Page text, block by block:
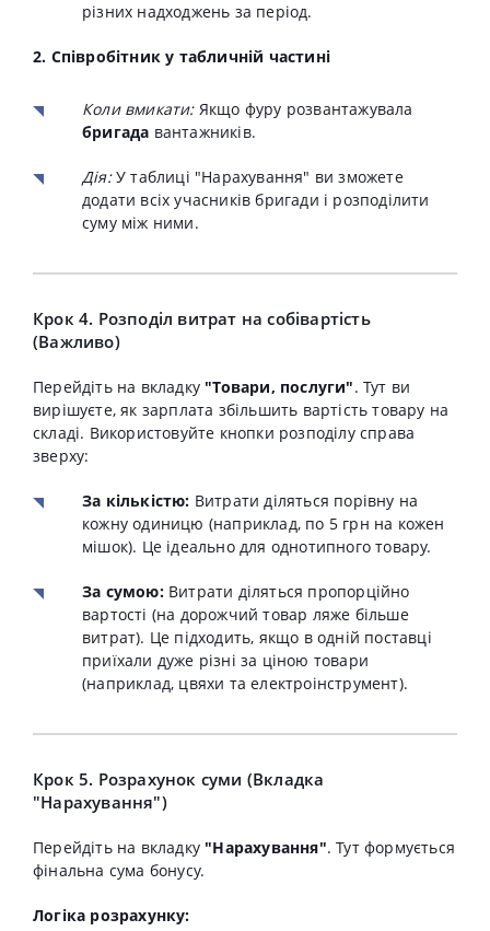
різних надходжень за період.
2. Співробітник у табличній частині
Коли вмикати:Якщо фуру розвантажувала
бригада вантажників.
Дія:У таблиці "Нарахування" ви зможете
додати всіх учасників бригади і розподілити
суму між ними.
Крок 4. Розподіл витрат на собівартість
(Важливо)
Перейдіть на вкладку "Товари, послуги". Тут ви
вирішуєте, як зарплата збільшить вартість товару на
складі. Використовуйте кнопки розподілу справа
зверху:
За кількістю: Витрати діляться порівну на
кожну одиницю (наприклад, по 5 грн на кожен
мішок). Це ідеально для однотипного товару.
За сумою:Витрати діляться пропорційно
вартості (на дорожчий товар ляже більше
витрат). Це підходить, якщо в одній поставці
приїхали дуже різні за ціною товари
(наприклад, цвяхи та електроінструмент).
Крок 5. Розрахунок суми (Вкладка
"Нарахування")
Перейдіть на вкладку "Нарахування". Тут формується
фінальна сума бонусу.
Логіка розрахунку: